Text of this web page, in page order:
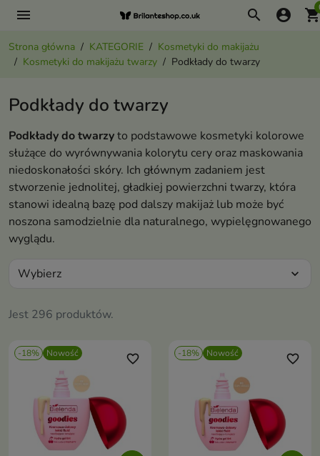
menu search account_circle
Strona główna KATEGORIE
Kosmetyki do makijażu
Kosmetyki do makijażu twarzy
Podkłady do twarzy
Podkłady do twarzy
Podkłady do twarzyto podstawowe kosmetyki kolorowe
służące do wyrównywania kolorytu cery oraz maskowania
niedoskonałości skóry. Ich głównym zadaniem jest
stworzenie jednolitej, gładkiej powierzchni twarzy, która
stanowi idealną bazę pod dalszy makijaż lub może być
noszona samodzielnie dla naturalnego, wypielęgnowanego
wyglądu.
Jest 296 produktów.
Wybierz expand_more
-18% Nowość favorite_border -18% Nowość favorite_border